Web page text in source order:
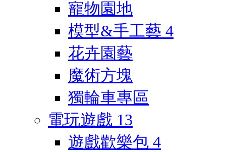
寵物園地
模型&手工藝 4
花卉園藝
魔術方塊
獨輪車專區
電玩遊戲 13
遊戲歡樂包 4